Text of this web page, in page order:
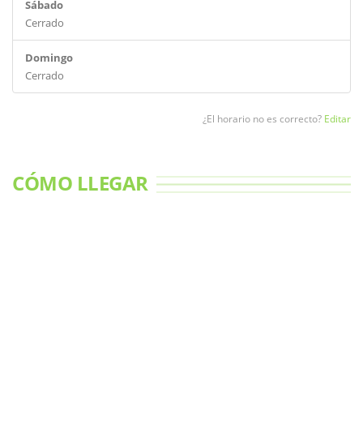
Sábado
Cerrado
Domingo
Cerrado
¿El horario no es correcto? Editar
CÓMO LLEGAR